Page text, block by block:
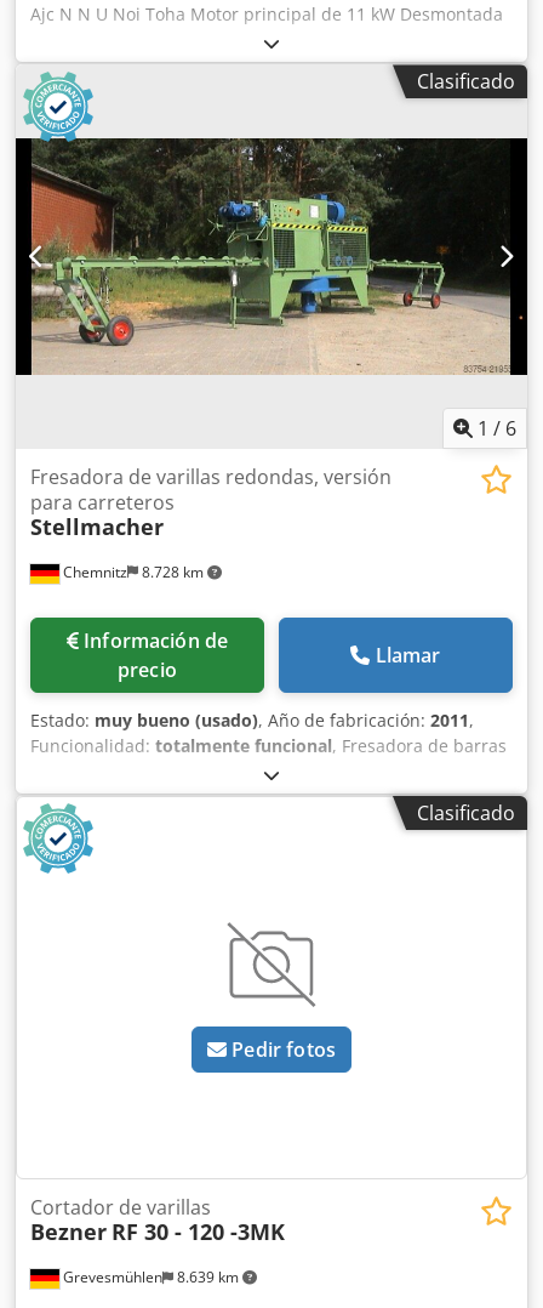
Ajc N N U Noi Toha Motor principal de 11 kW Desmontada
y lista para ser transportada.
Clasificado
1 / 6
Chemnitz 8.728 km
Fresadora de varillas redondas, versión
para carreteros
Stellmacher
Información de
precio
Llamar
Estado: muy bueno (usado), Año de fabricación: 2011,
Funcionalidad: totalmente funcional, Fresadora de barras
redondas Stellmacher, modelo RST310/3-3 SE, para la
fabricación de maderas fresadas cilíndricas con diámetros
de 150 a 310 mm, con accionamiento eléctrico de 45 kW
para la cabeza fresadora. La velocidad de avance es
regulable de 1 a 12. Para la alimentación y descarga de la
Clasificado
Pedir fotos
Grevesmühlen 8.639 km
Cortador de varillas
Bezner RF 30 - 120 -3MK